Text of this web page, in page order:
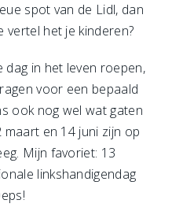
spot van de Lidl, dan
vertel het je kinderen?
dag in het leven roepen,
voor een bepaald
ook nog wel wat gaten
maart en 14 juni zijn op
Mijn favoriet: 13
linkshandigendag